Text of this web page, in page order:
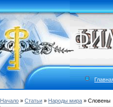
Начало » Статьи » Народы мира » Словены